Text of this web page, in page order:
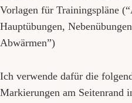
Vorlagen für Trainingspläne
Hauptübungen,
Abwärmen”)
Ich verwende dafür die
Markierungen am Seitenrand